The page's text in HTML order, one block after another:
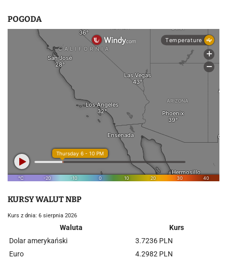
POGODA
KURSY WALUT NBP
Kurs z dnia: 6 sierpnia 2026
Waluta
Kurs
Dolar amerykański
3.7236 PLN
Euro
4.2982 PLN